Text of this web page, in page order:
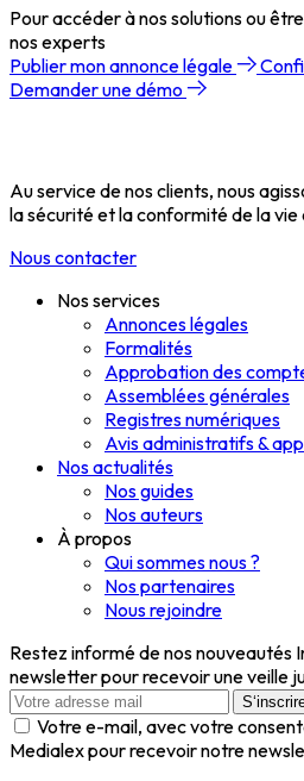
Pour accéder à nos solutions ou
nos experts
Publier mon annonce légale
Demander une démo
Au service de nos clients, nous
la sécurité et la conformité de la vie
Nous contacter
Nos services
Annonces légales
Formalités
Approbation des
Assemblées générales
Registres numériques
Avis administratifs &
Nos actualités
Nos guides
Nos auteurs
À propos
Qui sommes nous ?
Nos partenaires
Nous rejoindre
Restez informé de nos nouveautés
newsletter pour recevoir une veille
Votre e-mail, avec votre
Medialex pour recevoir notre